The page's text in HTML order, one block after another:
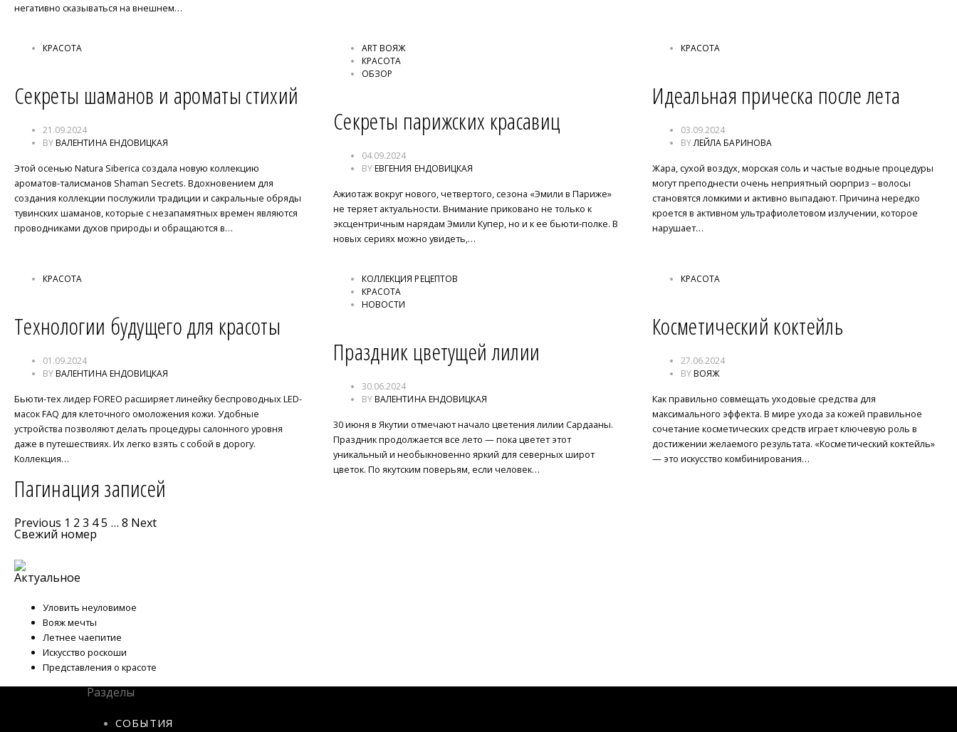
негативно сказываться на внешнем…
КРАСОТА
Секреты шаманов и ароматы стихий
21.09.2024
BYВАЛЕНТИНА ЕНДОВИЦКАЯ
Этой осенью Natura Siberica создала новую коллекцию
ароматов-талисманов Shaman Secrets. Вдохновением для
создания коллекции послужили традиции и сакральные обряды
тувинских шаманов, которые с незапамятных времен являются
проводниками духов природы и обращаются в…
ART ВОЯЖ
КРАСОТА
ОБЗОР
Секреты парижских красавиц
04.09.2024
BYЕВГЕНИЯ ЕНДОВИЦКАЯ
Ажиотаж вокруг нового, четвертого, сезона «Эмили в Париже»
не теряет актуальности. Внимание приковано не только к
эксцентричным нарядам Эмили Купер, но и к ее бьюти-полке. В
новых сериях можно увидеть,…
КРАСОТА
Идеальная прическа после лета
03.09.2024
BYЛЕЙЛА БАРИНОВА
Жара, сухой воздух, морская соль и частые водные процедуры
могут преподнести очень неприятный сюрприз – волосы
становятся ломкими и активно выпадают. Причина нередко
кроется в активном ультрафиолетовом излучении, которое
нарушает…
КРАСОТА
Технологии будущего для красоты
01.09.2024
BYВАЛЕНТИНА ЕНДОВИЦКАЯ
Бьюти-тех лидер FOREO расширяет линейку беспроводных LED-
масок FAQ для клеточного омоложения кожи. Удобные
устройства позволяют делать процедуры салонного уровня
даже в путешествиях. Их легко взять с собой в дорогу.
Коллекция…
КОЛЛЕКЦИЯ РЕЦЕПТОВ
КРАСОТА
НОВОСТИ
Праздник цветущей лилии
30.06.2024
BYВАЛЕНТИНА ЕНДОВИЦКАЯ
30 июня в Якутии отмечают начало цветения лилии Сардааны.
Праздник продолжается все лето — пока цветет этот
уникальный и необыкновенно яркий для северных широт
цветок. По якутским поверьям, если человек…
КРАСОТА
Косметический коктейль
27.06.2024
BYВОЯЖ
Как правильно совмещать уходовые средства для
максимального эффекта. В мире ухода за кожей правильное
сочетание косметических средств играет ключевую роль в
достижении желаемого результата. «Косметический коктейль»
— это искусство комбинирования…
Пагинация записей
Previous 1 2 3 45 … 8 Next
Свежий номер
Актуальное
Уловить неуловимое
Вояж мечты
Летнее чаепитие
Искусство роскоши
Представления о красоте
Разделы
СОБЫТИЯ